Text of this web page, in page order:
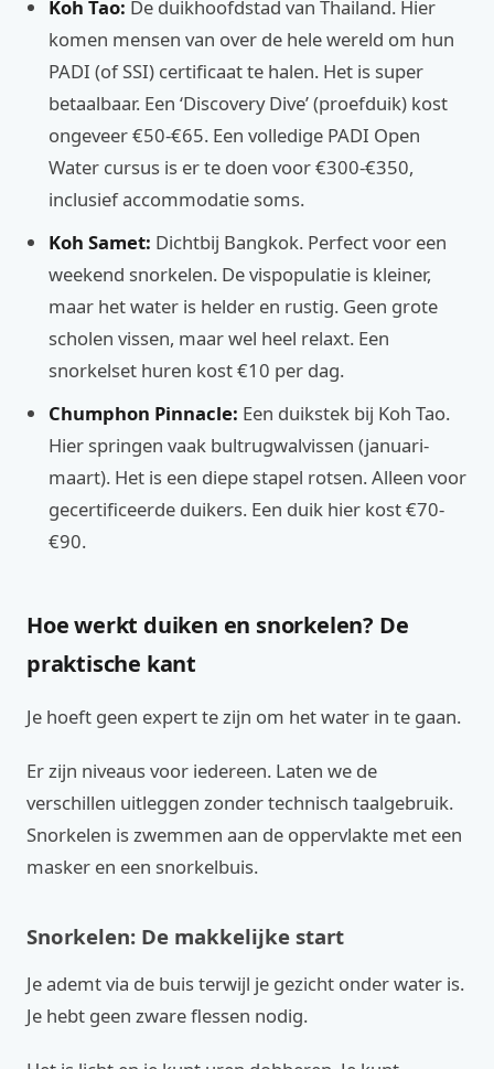
Koh Tao: De duikhoofdstad van Thailand. Hier
komen mensen van over de hele wereld om hun
PADI (of SSI) certificaat te halen. Het is super
betaalbaar. Een ‘Discovery Dive’ (proefduik) kost
ongeveer €50-€65. Een volledige PADI Open
Water cursus is er te doen voor €300-€350,
inclusief accommodatie soms.
Koh Samet: Dichtbij Bangkok. Perfect voor een
weekend snorkelen. De vispopulatie is kleiner,
maar het water is helder en rustig. Geen grote
scholen vissen, maar wel heel relaxt. Een
snorkelset huren kost €10 per dag.
Chumphon Pinnacle: Een duikstek bij Koh Tao.
Hier springen vaak bultrugwalvissen (januari-
maart). Het is een diepe stapel rotsen. Alleen voor
gecertificeerde duikers. Een duik hier kost €70-
€90.
Hoe werkt duiken en snorkelen? De
praktische kant
Je hoeft geen expert te zijn om het water in te gaan.
Er zijn niveaus voor iedereen. Laten we de
verschillen uitleggen zonder technisch taalgebruik.
Snorkelen is zwemmen aan de oppervlakte met een
masker en een snorkelbuis.
Snorkelen: De makkelijke start
Je ademt via de buis terwijl je gezicht onder water is.
Je hebt geen zware flessen nodig.